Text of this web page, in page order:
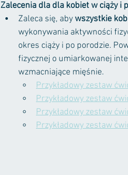
Zalecenia dla dla kobiet w ciąży i
Zaleca się, aby wszystkie
wykonywania aktywności
okres ciąży i po porodzie.
fizycznej o umiarkowanej
wzmacniające mięśnie.
Przykładowy zestaw
Przykładowy zestaw
Przykładowy zestaw
Przykładowy zestaw